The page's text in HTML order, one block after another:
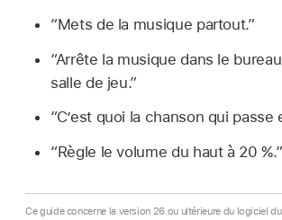
“Mets de la musique partout.”
“Arrête la musique dans le
salle de jeu.”
“C’est quoi la chanson qui passe
“Règle le volume du haut à 20 %.”
Ce guide concerne la version 26 ou ultérieure du logiciel